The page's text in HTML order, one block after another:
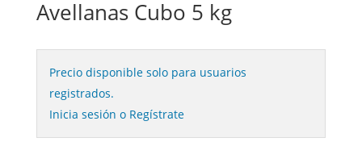
Avellanas Cubo 5 kg
Precio disponible solo para usuarios
registrados.
Inicia sesión o Regístrate